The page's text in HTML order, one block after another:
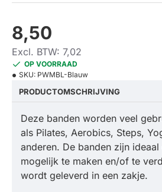
8,50
Excl. BTW: 7,02
OP VOORRAAD
SKU: PWMBL-Blauw
PRODUCTOMSCHRIJVING
Deze banden worden veel
als Pilates, Aerobics, Steps,
anderen. De banden zijn
mogelijk te maken en/of te
wordt geleverd in een zakje.